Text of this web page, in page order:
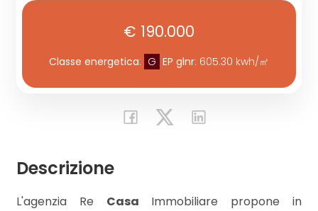
€ 190.000
Classe energetica: G EP glnr: 605.30 kwh/㎡
Descrizione
L'agenzia Re Casa Immobiliare propone in
Prezzo